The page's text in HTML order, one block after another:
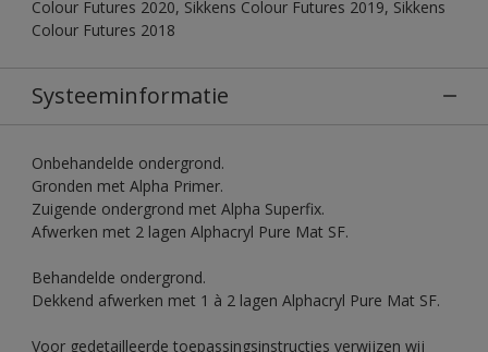
Colour Futures 2020, Sikkens Colour Futures 2019, Sikkens
Colour Futures 2018
Systeeminformatie
Onbehandelde ondergrond.
Gronden met Alpha Primer.
Zuigende ondergrond met Alpha Superfix.
Afwerken met 2 lagen Alphacryl Pure Mat SF.
Behandelde ondergrond.
Dekkend afwerken met 1 à 2 lagen Alphacryl Pure Mat SF.
Voor gedetailleerde toepassingsinstructies verwijzen wij